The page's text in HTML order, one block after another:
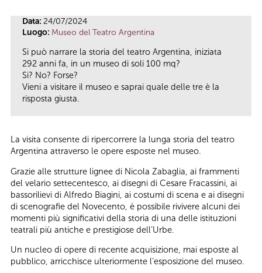
Data: 24/07/2024
Luogo: Museo del Teatro Argentina
Si può narrare la storia del teatro Argentina, iniziata
292 anni fa, in un museo di soli 100 mq?
Si? No? Forse?
Vieni a visitare il museo e saprai quale delle tre è la
risposta giusta.
La visita consente di ripercorrere la lunga storia del teatro
Argentina attraverso le opere esposte nel museo.
Grazie alle strutture lignee di Nicola Zabaglia, ai frammenti
del velario settecentesco, ai disegni di Cesare Fracassini, ai
bassorilievi di Alfredo Biagini, ai costumi di scena e ai disegni
di scenografie del Novecento, è possibile rivivere alcuni dei
momenti più significativi della storia di una delle istituzioni
teatrali più antiche e prestigiose dell’Urbe.
Un nucleo di opere di recente acquisizione, mai esposte al
pubblico, arricchisce ulteriormente l’esposizione del museo.